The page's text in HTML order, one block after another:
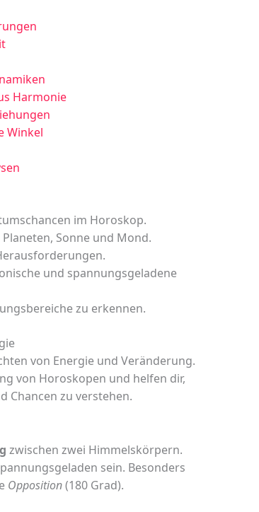
Harmonie
Winkel
im Horoskop.
Sonne und Mond.
und spannungsgeladene
zu erkennen.
von Energie und Veränderung.
von Horoskopen und helfen dir,
Chancen zu verstehen.
zwischen zwei Himmelskörpern.
sein. Besonders
Opposition(180 Grad).